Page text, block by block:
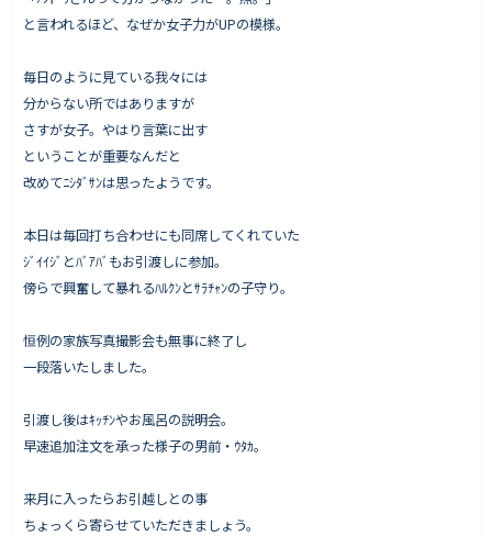
Staff ブログ&News
と言われるほど、なぜか女子力がUPの模様。
毎日のように見ている我々には
分からない所ではありますが
さすが女子。やはり言葉に出す
ということが重要なんだと
改めてﾆｼﾀﾞｻﾝは思ったようです。
本日は毎回打ち合わせにも同席してくれていた
ｼﾞｲｲｼﾞとﾊﾞｱﾊﾞもお引渡しに参加。
傍らで興奮して暴れるﾊﾙｸﾝとｻﾗﾁｬﾝの子守り。
恒例の家族写真撮影会も無事に終了し
一段落いたしました。
引渡し後はｷｯﾁﾝやお風呂の説明会。
早速追加注文を承った様子の男前・ｳﾀｶ。
来月に入ったらお引越しとの事
ちょっくら寄らせていただきましょう。